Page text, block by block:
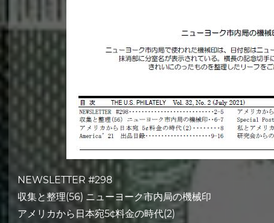
NEWSLETTER #298
収集と整理(56) ニューヨーク市内局の機械印
アメリカから日本宛5¢料金の時代(2)